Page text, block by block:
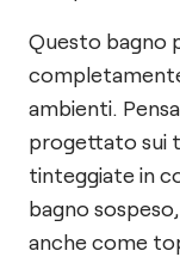
Questo bagno
ambienti.
progettato sui
tinteggiate in
bagno
anche come